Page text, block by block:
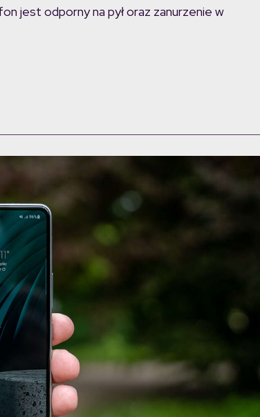
jest odporny na pył oraz zanurzenie w